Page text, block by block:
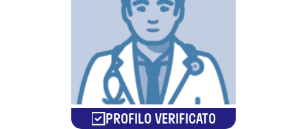
PROFILO VERIFICATO